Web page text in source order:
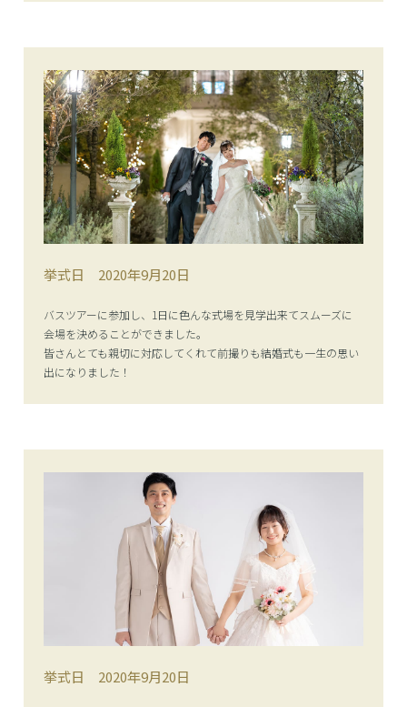
挙式日 2020年9月20日
バスツアーに参加し、1日に色んな式場を見学出来てスムーズに
会場を決めることができました。
皆さんとても親切に対応してくれて前撮りも結婚式も一生の思い
出になりました！
挙式日 2020年9月20日